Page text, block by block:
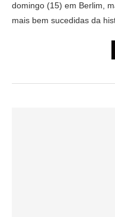
domingo (15) em Berlim,
mais bem sucedidas da